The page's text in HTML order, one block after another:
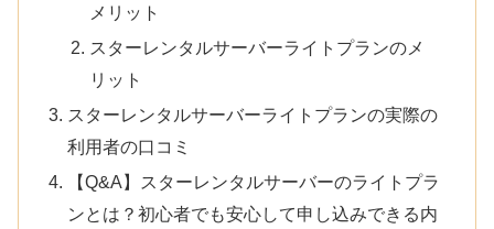
メリット
スターレンタルサーバーライトプランのメ
リット
スターレンタルサーバーライトプランの実際の
利用者の口コミ
【Q&A】スターレンタルサーバーのライトプラ
ンとは？初心者でも安心して申し込みできる内